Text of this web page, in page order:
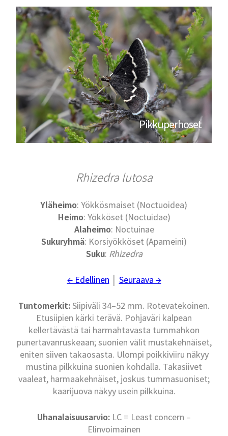
Pikkuperhoset
Rhizedra lutosa
Yläheimo: Yökkösmaiset (Noctuoidea)
Heimo: Yökköset (Noctuidae)
Alaheimo: Noctuinae
Sukuryhmä: Korsiyökköset (Apameini)
Suku: Rhizedra
← Edellinen Seuraava →
Tuntomerkit:Siipiväli 34–52 mm. Rotevatekoinen.
Etusiipien kärki terävä. Pohjaväri kalpean
kellertävästä tai harmahtavasta tummahkon
punertavanruskeaan; suonien välit mustakehnäiset,
eniten siiven takaosasta. Ulompi poikkiviiru näkyy
mustina pilkkuina suonien kohdalla. Takasiivet
vaaleat, harmaakehnäiset, joskus tummasuoniset;
kaarijuova näkyy usein pilkkuina.
Uhanalaisuusarvio: LC = Least concern –
Elinvoimainen